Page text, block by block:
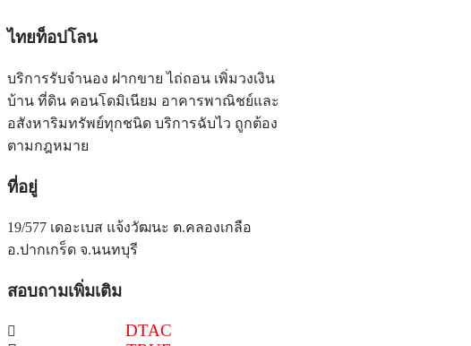
ไทยท็อปโลน
บริการรับจำนอง ฝากขาย ไถ่ถอน เพิ่มวงเงิน
บ้าน ที่ดิน คอนโดมิเนียม อาคารพาณิชย์และ
อสังหาริมทรัพย์ทุกชนิด บริการฉับไว ถูกต้อง
ตามกฎหมาย
ที่อยู่
19/577 เดอะเบส แจ้งวัฒนะ ต.คลองเกลือ
อ.ปากเกร็ด จ.นนทบุรี
สอบถามเพิ่มเติม
DTAC